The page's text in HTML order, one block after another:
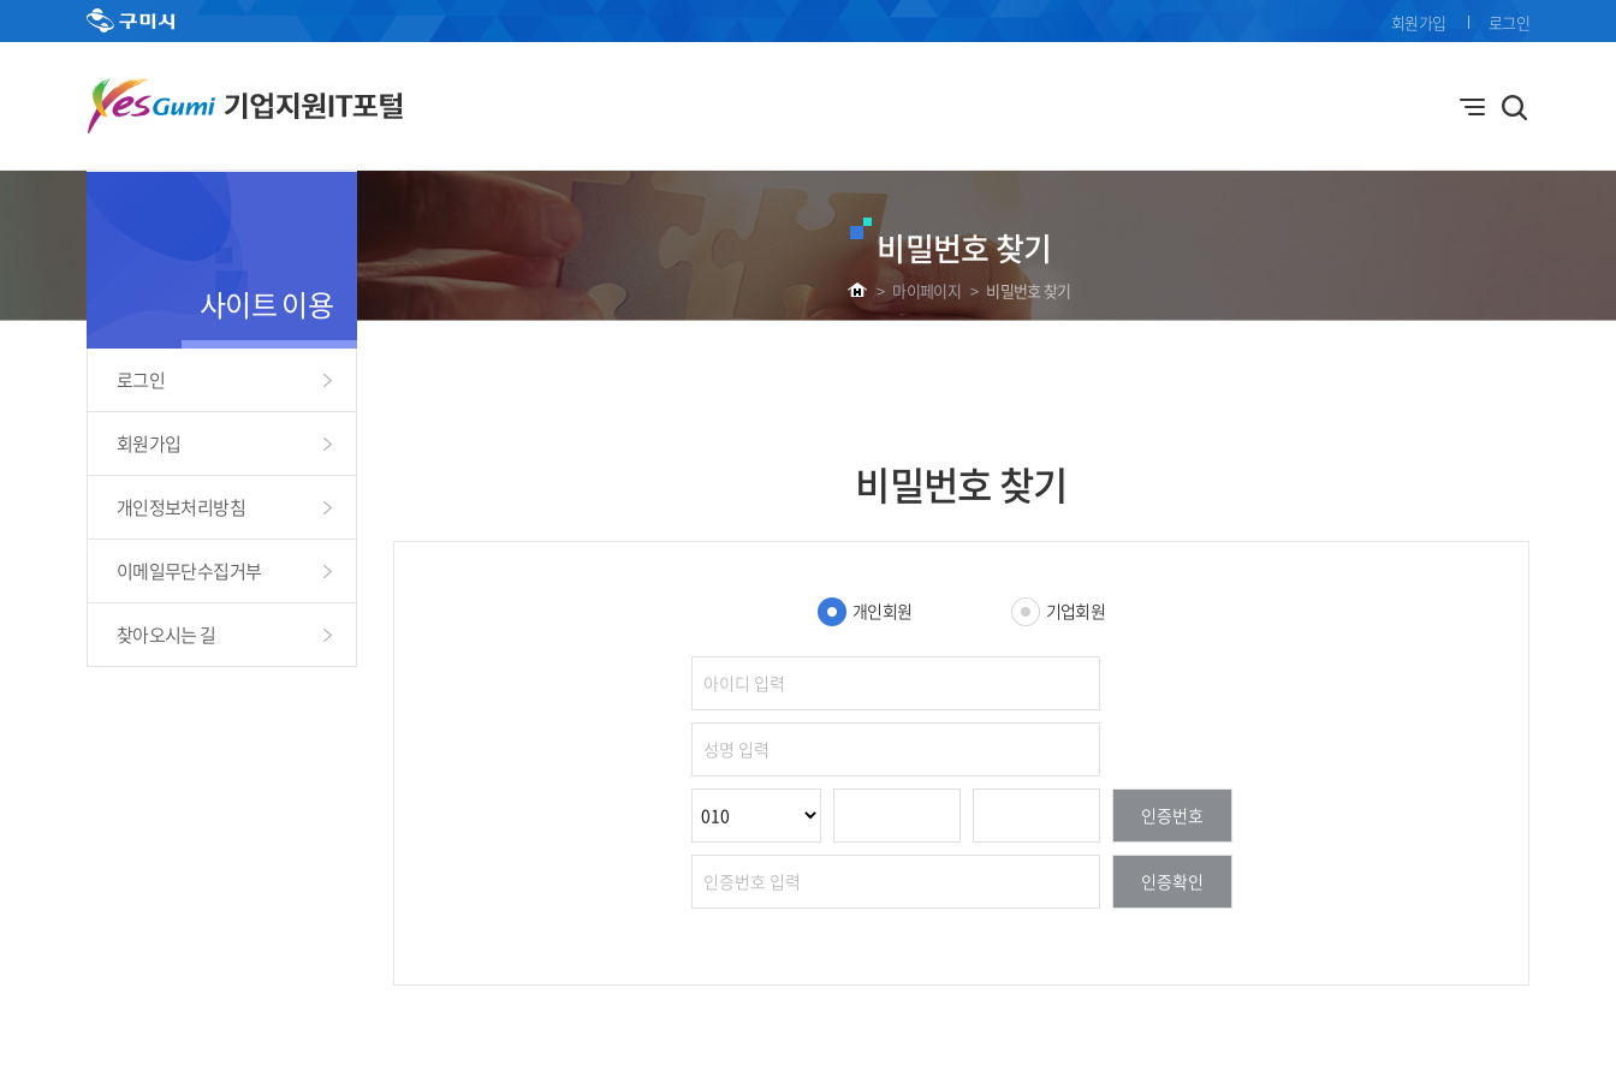
회원가입 로그인
비밀번호 찾기
> 마이페이지 > 비밀번호 찾기
사이트 이용
로그인
회원가입
개인정보처리방침
이메일무단수집거부
찾아오시는 길
비밀번호 찾기
개인회원 기업회원
인증번호
인증확인